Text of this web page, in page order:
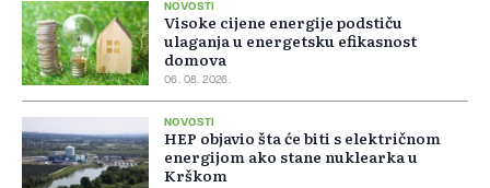
NOVOSTI
Visoke cijene energije podstiču
ulaganja u energetsku efikasnost
domova
06. 08. 2026.
NOVOSTI
HEP objavio šta će biti s električnom
energijom ako stane nuklearka u
Krškom